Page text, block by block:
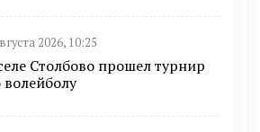
2026, 10:25
Столбово прошел турнир
волейболу